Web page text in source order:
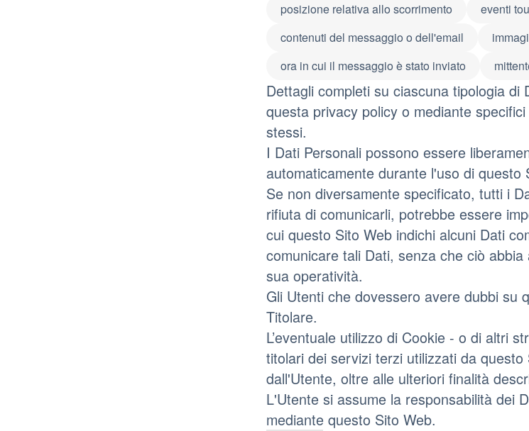
posizione relativa allo scorrimento
eventi
contenuti del messaggio o dell'email
ora in cui il messaggio è stato inviato
Dettagli completi su ciascuna tipologia
questa privacy policy o mediante
stessi.
I Dati Personali possono essere
automaticamente durante l'uso di questo
Se non diversamente specificato, tutti i
rifiuta di comunicarli, potrebbe essere
cui questo Sito Web indichi alcuni Dati
comunicare tali Dati, senza che ciò
sua operatività.
Gli Utenti che dovessero avere dubbi su
Titolare.
L’eventuale utilizzo di Cookie - o di altri
titolari dei servizi terzi utilizzati da
dall'Utente, oltre alle ulteriori finalità
L'Utente si assume la responsabilità dei
mediante questo Sito Web.